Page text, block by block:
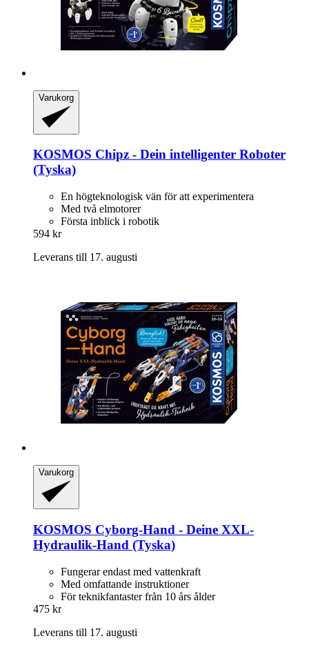
Varukorg
KOSMOS Chipz -​ Dein intelligenter Roboter
(Tyska)
En högteknologisk vän för att experimentera
Med två elmotorer
Första inblick i robotik
594 kr
Leverans till 17. augusti
Varukorg
KOSMOS Cyborg-​Hand -​ Deine XXL-​
Hydraulik-​Hand (Tyska)
Fungerar endast med vattenkraft
Med omfattande instruktioner
För teknikfantaster från 10 års ålder
475 kr
Leverans till 17. augusti